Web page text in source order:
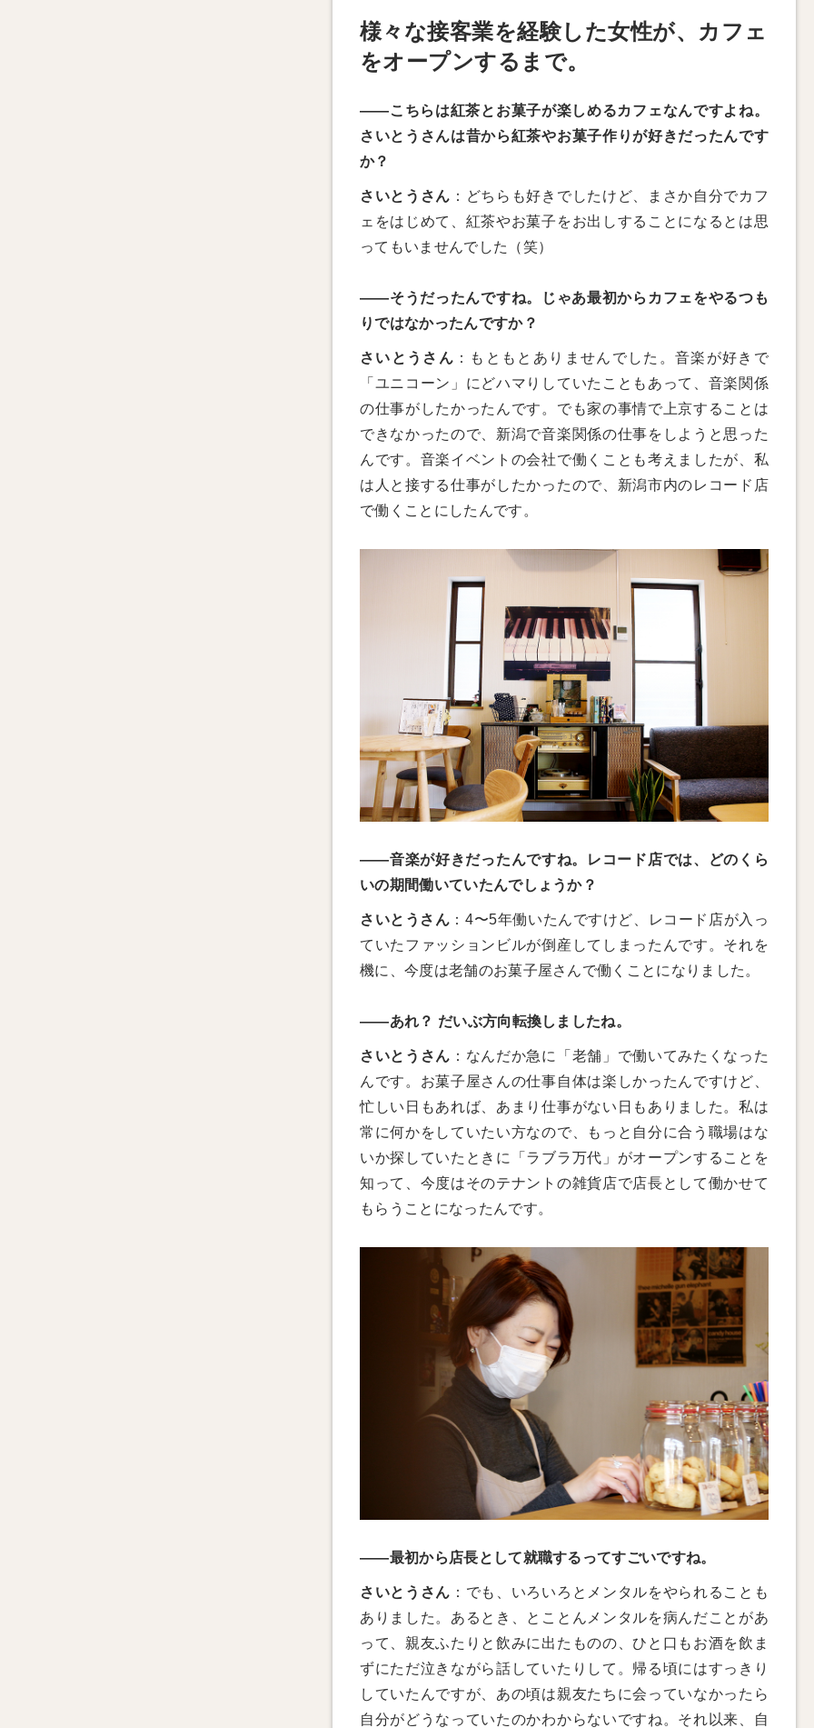
様々な接客業を経験した女性が、カフェ
をオープンするまで。
——こちらは紅茶とお菓子が楽しめるカフェなんですよね。
さいとうさんは昔から紅茶やお菓子作りが好きだったんです
か？
さいとうさん ：どちらも好きでしたけど、まさか自分でカフ
ェをはじめて、紅茶やお菓子をお出しすることになるとは思
ってもいませんでした（笑）
——そうだったんですね。じゃあ最初からカフェをやるつも
りではなかったんですか？
さいとうさん ：もともとありませんでした。音楽が好きで
「ユニコーン」にどハマりしていたこともあって、音楽関係
の仕事がしたかったんです。でも家の事情で上京することは
できなかったので、新潟で音楽関係の仕事をしようと思った
んです。音楽イベントの会社で働くことも考えましたが、私
は人と接する仕事がしたかったので、新潟市内のレコード店
で働くことにしたんです。
——音楽が好きだったんですね。レコード店では、どのくら
いの期間働いていたんでしょうか？
さいとうさん ：4〜5年働いたんですけど、レコード店が入っ
ていたファッションビルが倒産してしまったんです。それを
機に、今度は老舗のお菓子屋さんで働くことになりました。
——あれ？ だいぶ方向転換しましたね。
さいとうさん ：なんだか急に「老舗」で働いてみたくなった
んです。お菓子屋さんの仕事自体は楽しかったんですけど、
忙しい日もあれば、あまり仕事がない日もありました。私は
常に何かをしていたい方なので、もっと自分に合う職場はな
いか探していたときに「ラブラ万代」がオープンすることを
知って、今度はそのテナントの雑貨店で店長として働かせて
もらうことになったんです。
——最初から店長として就職するってすごいですね。
さいとうさん ：でも、いろいろとメンタルをやられることも
ありました。あるとき、とことんメンタルを病んだことがあ
って、親友ふたりと飲みに出たものの、ひと口もお酒を飲ま
ずにただ泣きながら話していたりして。帰る頃にはすっきり
していたんですが、あの頃は親友たちに会っていなかったら
自分がどうなっていたのかわからないですね。それ以来、自